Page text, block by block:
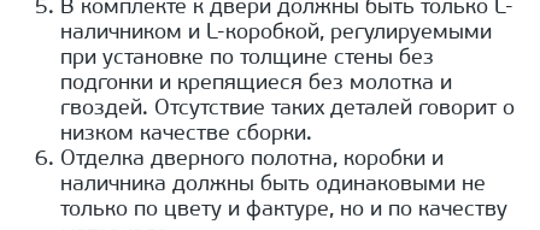
В комплекте к двери должны быть только L-
наличником и L-коробкой, регулируемыми
при установке по толщине стены без
подгонки и крепящиеся без молотка и
гвоздей. Отсутствие таких деталей говорит о
низком качестве сборки.
Отделка дверного полотна, коробки и
наличника должны быть одинаковыми не
только по цвету и фактуре, но и по качеству